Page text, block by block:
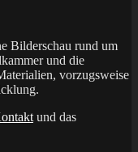
Bilderschau rund um
und die
vorzugsweise
und das